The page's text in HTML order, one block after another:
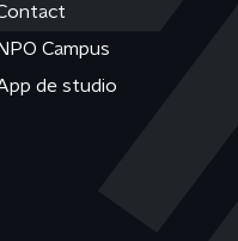
NPO Campus
de studio